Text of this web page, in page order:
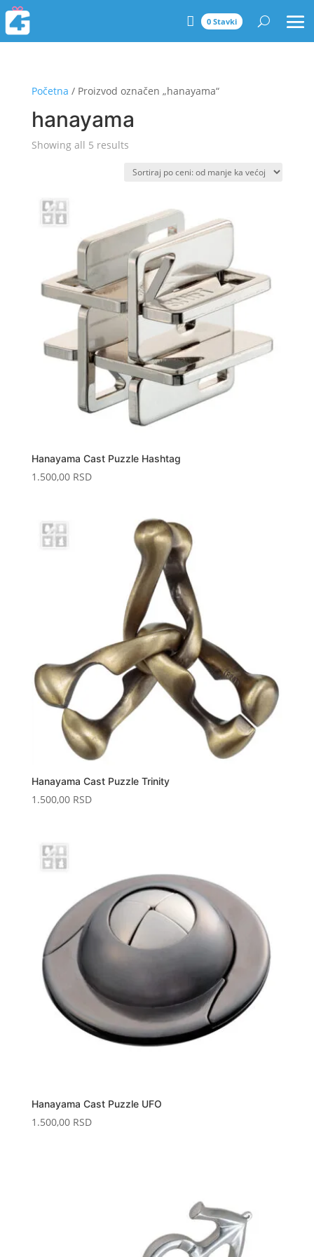
0 Stavki
Početna / Proizvod označen „hanayama“
hanayama
Showing all 5 resultsSorted
price:
high
Hanayama Cast Puzzle Hashtag
1.500,00 RSD
Hanayama Cast Puzzle Trinity
1.500,00 RSD
Hanayama Cast Puzzle UFO
1.500,00 RSD